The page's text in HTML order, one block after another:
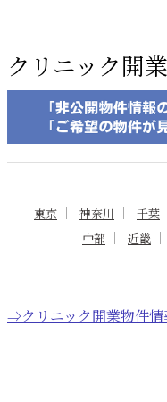
クリニック開
東京 神奈川 千葉
中部
近畿
⇒クリニック開業物件情